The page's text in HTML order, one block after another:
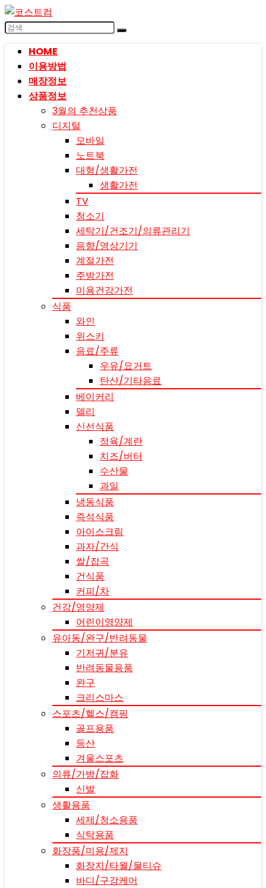
HOME
이용방법
매장정보
상품정보
3월의 추천상품
디지털
모바일
노트북
대형/생활가전
생활가전
TV
청소기
세탁기/건조기/의류관리기
음향/영상기기
계절가전
주방가전
미용건강가전
식품
와인
위스키
음료/주류
우유/요거트
탄산/기타음료
베이커리
델리
신선식품
정육/계란
치즈/버터
수산물
과일
냉동식품
즉석식품
아이스크림
과자/간식
쌀/잡곡
건식품
커피/차
건강/영양제
어린이영양제
유아동/완구/반려동물
기저귀/분유
반려동물용품
완구
크리스마스
스포츠/헬스/캠핑
골프용품
등산
겨울스포츠
의류/가방/잡화
신발
생활용품
세제/청소용품
식탁용품
화장품/미용/제지
화장지/타월/물티슈
바디/구강케어